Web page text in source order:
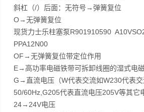
斜杠（/）后面：无符号→弹簧复位
O→无弹簧复位
现货力士乐柱塞泵R901910590
PPA12N00
OF→无弹簧复位带定位作用
E→高功率电磁铁带可拆卸线圈的湿式电
G→直流电压（W代表交流如W230代表
50/60Hz,G205代表直流电压205V等其它
24→24V电压